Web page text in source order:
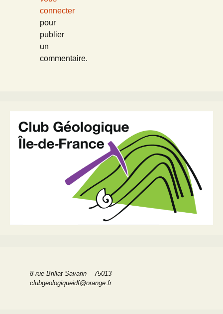
connecter
pour
publier
un
commentaire.
8 rue Brillat-Savarin – 75013
clubgeologiqueidf@orange.fr